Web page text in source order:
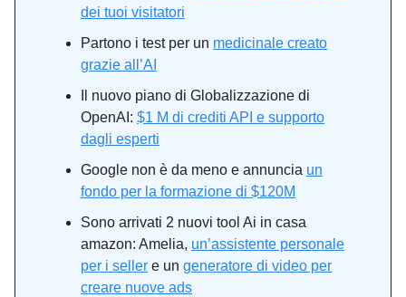
dei tuoi visitatori
Partono i test per un medicinale creato
grazie all’AI
Il nuovo piano di Globalizzazione di
OpenAI: $1 M di crediti API e supporto
dagli esperti
Google non è da meno e annuncia un
fondo per la formazione di $120M
Sono arrivati 2 nuovi tool Ai in casa
amazon: Amelia, un’assistente personale
per i seller e un generatore di video per
creare nuove ads